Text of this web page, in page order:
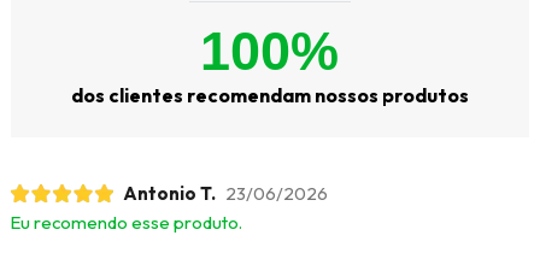
100%
dos clientes recomendam nossos produtos
Antonio T. 23/06/2026
Eu recomendo esse produto.